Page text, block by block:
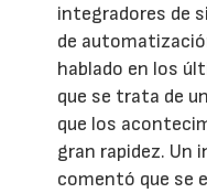
integradores de
de
hablado en los
que se trata de
que los
gran rapidez. Un
comentó que se